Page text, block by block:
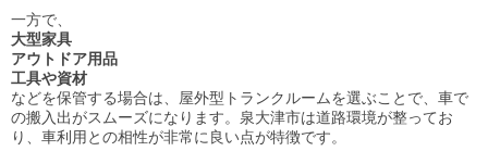
一方で、
大型家具
アウトドア用品
工具や資材
などを保管する場合は、屋外型トランクルームを選ぶことで、車で
の搬入出がスムーズになります。泉大津市は道路環境が整ってお
り、車利用との相性が非常に良い点が特徴です。